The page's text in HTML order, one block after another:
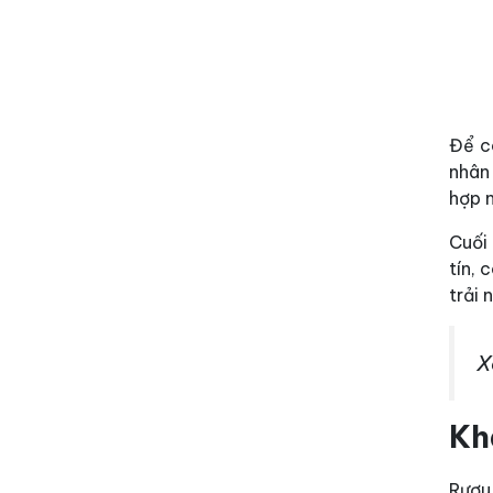
Để
hợp
tín,
trải